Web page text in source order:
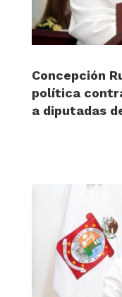
Concepción
política
a diputadas